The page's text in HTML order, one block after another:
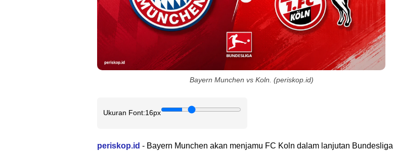
Bayern Munchen vs Koln. (periskop.id)
Ukuran Font:16px
periskop.id - Bayern Munchen akan menjamu FC Koln dalam lanjutan Bundesliga